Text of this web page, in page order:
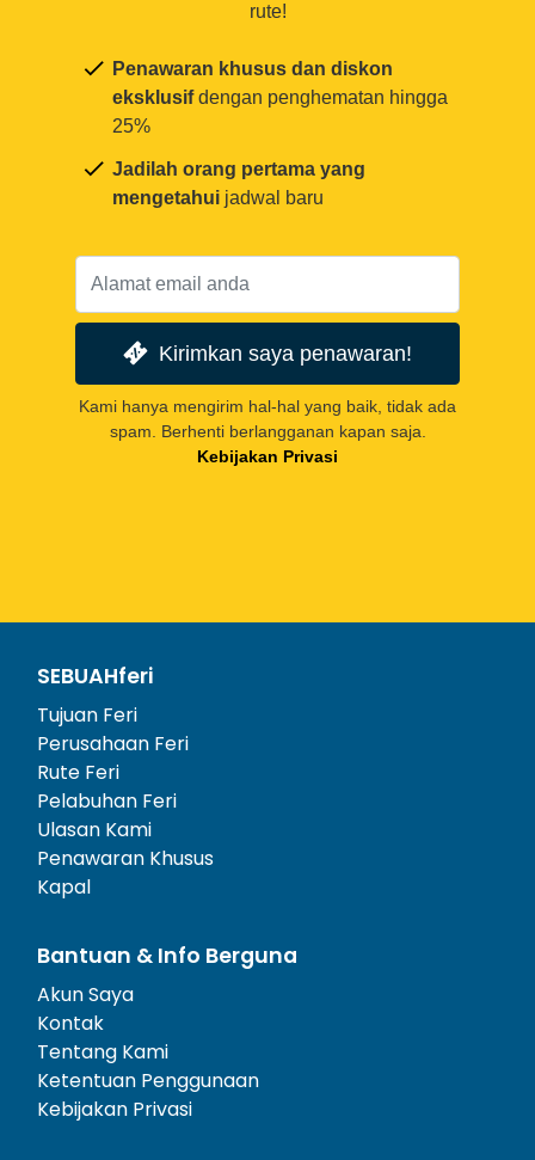
rute!
Penawaran khusus dan diskon
eksklusifdengan penghematan hingga
25%
Jadilah orang pertama yang
mengetahui jadwal baru
Kirimkan saya penawaran!
Kami hanya mengirim hal-hal yang baik, tidak ada
spam. Berhenti berlangganan kapan saja.
Kebijakan Privasi
SEBUAHferi
Tujuan Feri
Perusahaan Feri
Rute Feri
Pelabuhan Feri
Ulasan Kami
Penawaran Khusus
Kapal
Bantuan & Info Berguna
Akun Saya
Kontak
Tentang Kami
Ketentuan Penggunaan
Kebijakan Privasi